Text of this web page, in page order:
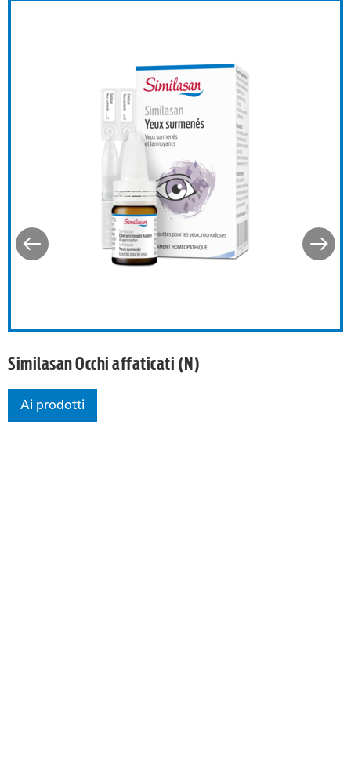
maschera per gli occhiSimilasan Occhi affaticati
Similasan Occhi affaticati (N)
Similasan Occhi affaticati (N)
Ai prodotti